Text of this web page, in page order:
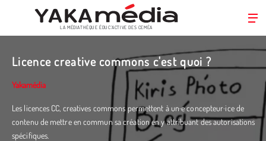
principal
LA MÉDIATHÈQUE ÉDUC’ACTIVE DES CEMÉA
Licence creative commons c'est quoi ?
Yakamédia
Les licences CC, creatives commons permettent à un·e concepteur·ice de
contenu de mettre en commun sa création en y attribuant des autorisations
spécifiques.